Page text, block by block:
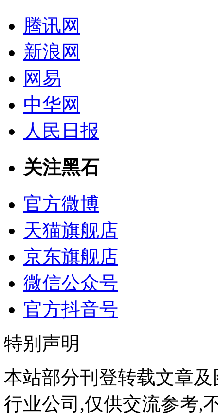
腾讯网
新浪网
网易
中华网
人民日报
关注黑石
官方微博
天猫旗舰店
京东旗舰店
微信公众号
官方抖音号
特别声明
本站部分刊登转载文章
行业公司,仅供交流参考,